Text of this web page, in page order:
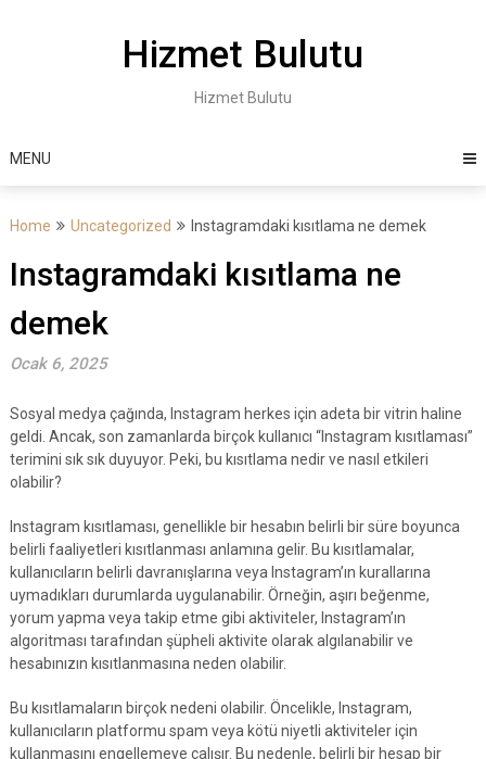
Hizmet Bulutu
Hizmet Bulutu
MENU
Home Uncategorized Instagramdaki kısıtlama ne demek
Instagramdaki kısıtlama ne
demek
Ocak 6, 2025
Sosyal medya çağında, Instagram herkes için adeta bir vitrin haline
geldi. Ancak, son zamanlarda birçok kullanıcı “Instagram kısıtlaması”
terimini sık sık duyuyor. Peki, bu kısıtlama nedir ve nasıl etkileri
olabilir?
Instagram kısıtlaması, genellikle bir hesabın belirli bir süre boyunca
belirli faaliyetleri kısıtlanması anlamına gelir. Bu kısıtlamalar,
kullanıcıların belirli davranışlarına veya Instagram’ın kurallarına
uymadıkları durumlarda uygulanabilir. Örneğin, aşırı beğenme,
yorum yapma veya takip etme gibi aktiviteler, Instagram’ın
algoritması tarafından şüpheli aktivite olarak algılanabilir ve
hesabınızın kısıtlanmasına neden olabilir.
Bu kısıtlamaların birçok nedeni olabilir. Öncelikle, Instagram,
kullanıcıların platformu spam veya kötü niyetli aktiviteler için
kullanmasını engellemeye çalışır. Bu nedenle, belirli bir hesap bir